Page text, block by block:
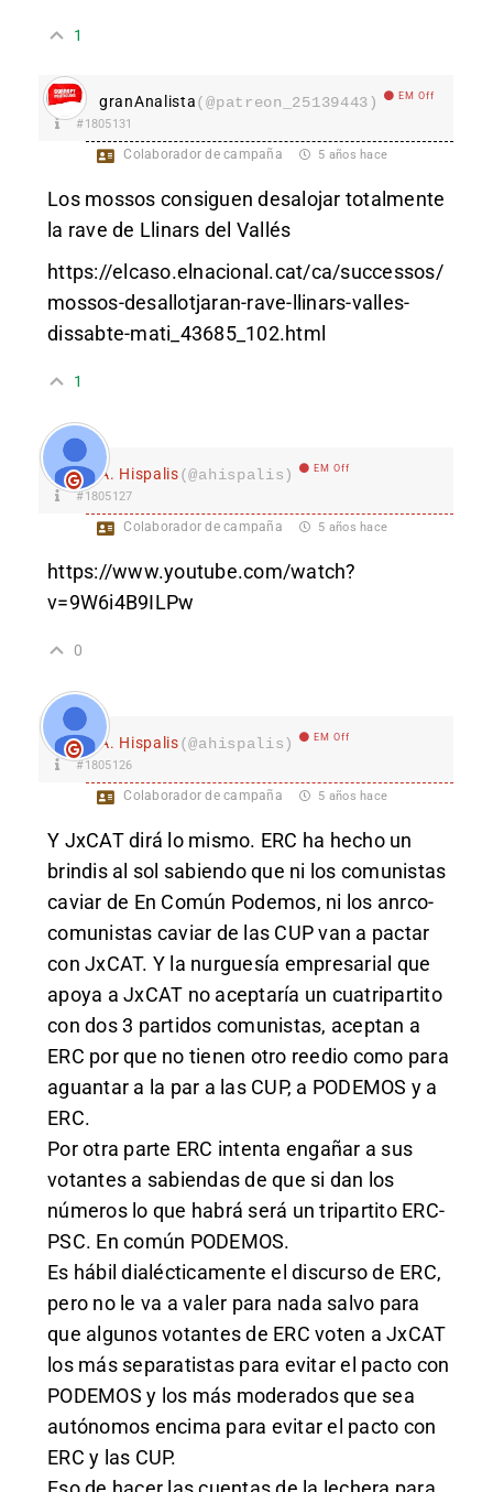
1
granAnalista(@patreon_25139443) EM Off
#1805131
Colaborador de campaña 5 años hace
Los mossos consiguen desalojar totalmente
la rave de Llinars del Vallés
https://elcaso.elnacional.cat/ca/successos/
mossos-desallotjaran-rave-llinars-valles-
dissabte-mati_43685_102.html
1
A. Hispalis(@ahispalis) EM Off
#1805127
Colaborador de campaña 5 años hace
https://www.youtube.com/watch?
v=9W6i4B9ILPw
0
A. Hispalis(@ahispalis) EM Off
#1805126
Colaborador de campaña 5 años hace
Y JxCAT dirá lo mismo. ERC ha hecho un
brindis al sol sabiendo que ni los comunistas
caviar de En Común Podemos, ni los anrco-
comunistas caviar de las CUP van a pactar
con JxCAT. Y la nurguesía empresarial que
apoya a JxCAT no aceptaría un cuatripartito
con dos 3 partidos comunistas, aceptan a
ERC por que no tienen otro reedio como para
aguantar a la par a las CUP, a PODEMOS y a
ERC.
Por otra parte ERC intenta engañar a sus
votantes a sabiendas de que si dan los
números lo que habrá será un tripartito ERC-
PSC. En común PODEMOS.
Es hábil dialécticamente el discurso de ERC,
pero no le va a valer para nada salvo para
que algunos votantes de ERC voten a JxCAT
los más separatistas para evitar el pacto con
PODEMOS y los más moderados que sea
autónomos encima para evitar el pacto con
ERC y las CUP.